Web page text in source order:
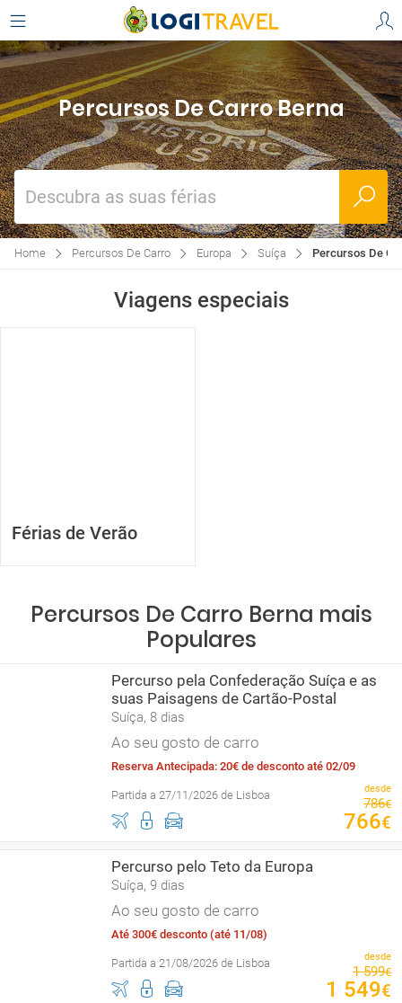
Percursos De Carro Berna
Descubra as suas férias
Home Percursos De Carro Europa Suíça Percursos De
Viagens especiais
Férias de Verão
Percursos De Carro Berna mais
Populares
Percurso pela Confederação Suíça e as
suas Paisagens de Cartão-Postal
Suíça, 8 dias
Ao seu gosto de carro
Reserva Antecipada: 20€ de desconto até 02/09
Partida a 27/11/2026 de Lisboa desde
786€
766€
Percurso pelo Teto da Europa
Suíça, 9 dias
Ao seu gosto de carro
Até 300€ desconto (até 11/08)
Partida a 21/08/2026 de Lisboa desde
1 599€
1 549€